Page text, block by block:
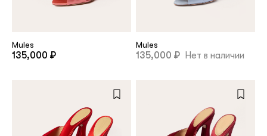
Mules
135,000 ₽
Mules
135,000 ₽ Нет в наличии